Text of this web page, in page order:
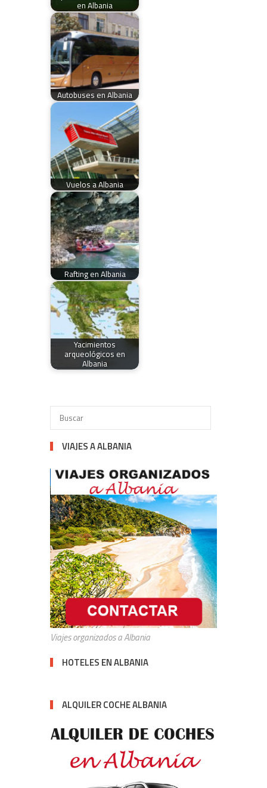
en Albania
Autobuses en Albania
Vuelos a Albania
Rafting en Albania
Yacimientos
arqueológicos en
Albania
VIAJES A ALBANIA
Viajes organizados a Albania
HOTELES EN ALBANIA
ALQUILER COCHE ALBANIA